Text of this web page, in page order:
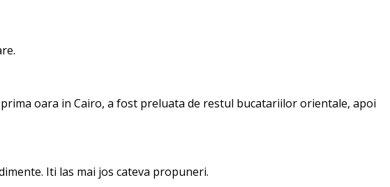
oara in Cairo, a fost preluata de restul bucatariilor orientale, apoi
Iti las mai jos cateva propuneri.